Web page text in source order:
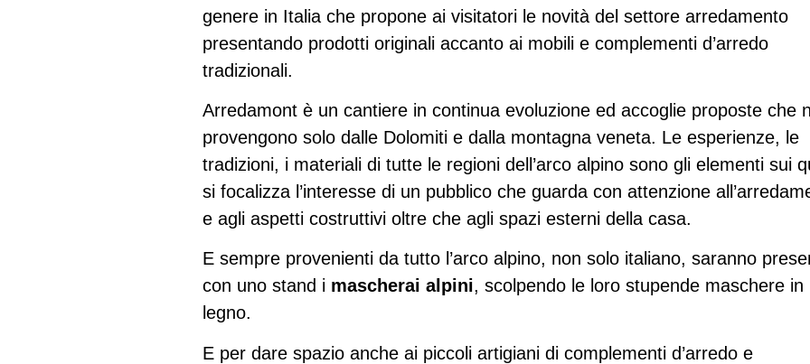
genere in Italia che propone ai visitatori le novità del settore arredamento
presentando prodotti originali accanto ai mobili e complementi d’arredo
tradizionali.
Arredamont è un cantiere in continua evoluzione ed accoglie proposte che
provengono solo dalle Dolomiti e dalla montagna veneta. Le esperienze, le
tradizioni, i materiali di tutte le regioni dell’arco alpino sono gli elementi sui
si focalizza l’interesse di un pubblico che guarda con attenzione
e agli aspetti costruttivi oltre che agli spazi esterni della casa.
E sempre provenienti da tutto l’arco alpino, non solo italiano, saranno
con uno stand i mascherai alpini, scolpendo le loro stupende maschere in
legno.
E per dare spazio anche ai piccoli artigiani di complementi d’arredo e